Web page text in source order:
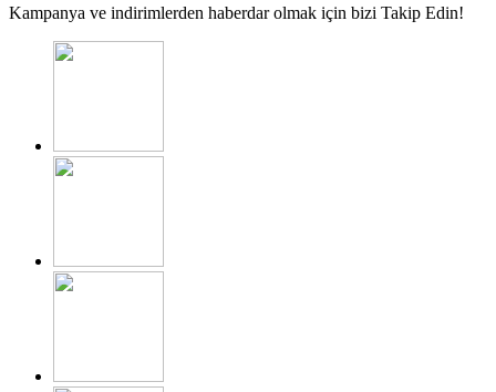
Kampanya ve indirimlerden haberdar olmak için bizi Takip Edin!